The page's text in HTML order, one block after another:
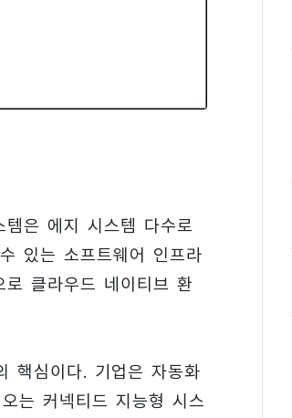
은 에지 시스템 다수로
있는 소프트웨어 인프라
클라우드 네이티브 환
핵심이다. 기업은 자동화
는 커넥티드 지능형 시스